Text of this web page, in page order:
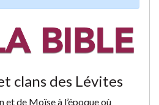
clans des Lévites
et de Moïse à l’époque où